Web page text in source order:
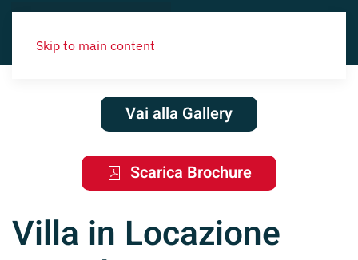
Skip to main content
Vai alla Gallery
Scarica Brochure
Villa in Locazione